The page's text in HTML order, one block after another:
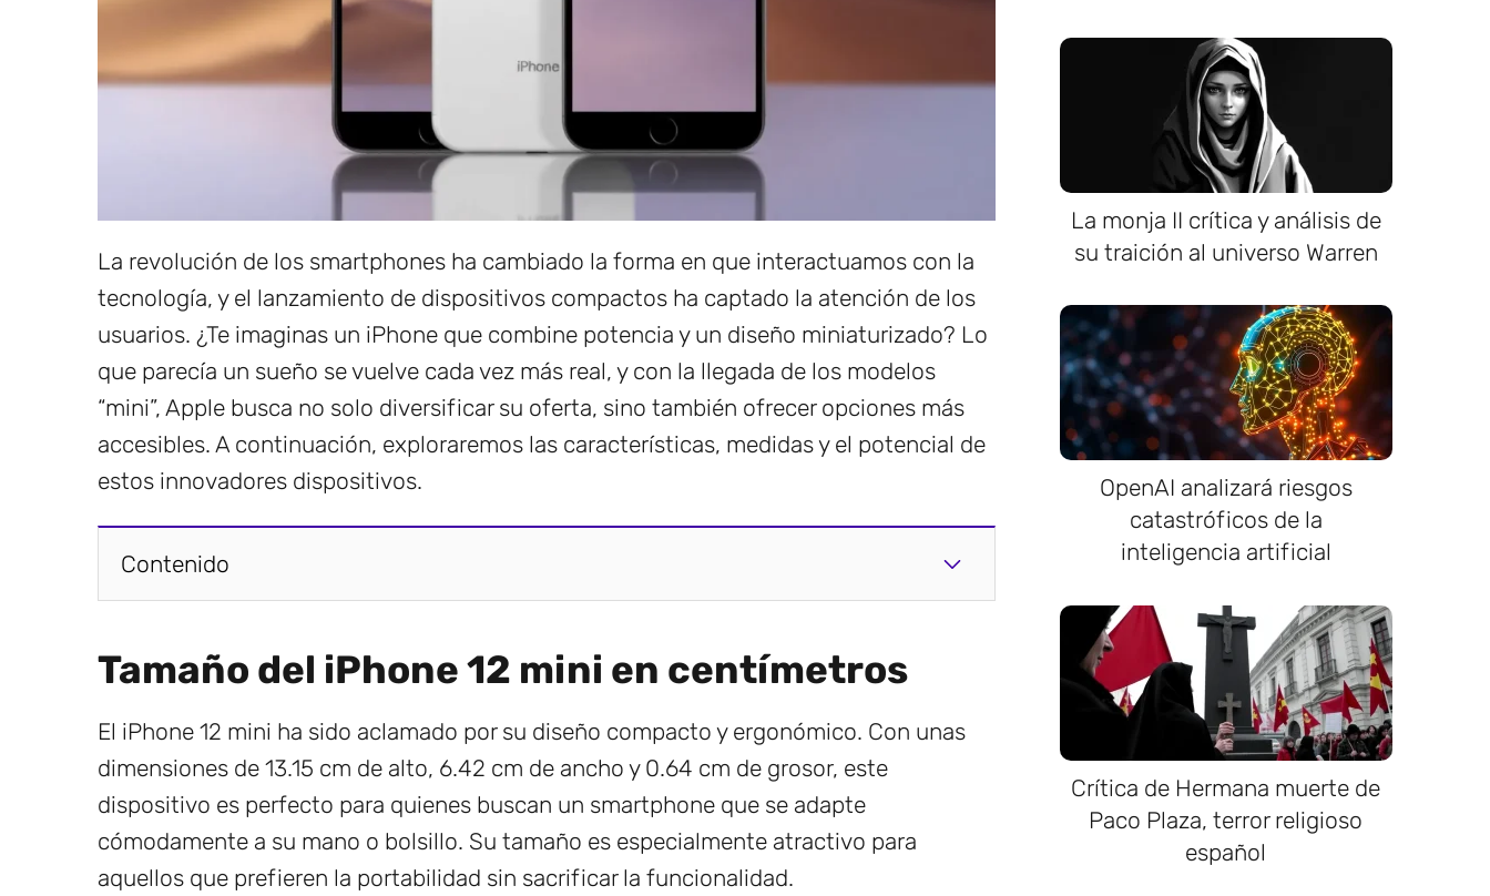
La revolución de los smartphones ha cambiado la forma en que interactuamos con la
tecnología, y el lanzamiento de dispositivos compactos ha captado la atención de los
usuarios. ¿Te imaginas un iPhone que combine potencia y un diseño miniaturizado? Lo
que parecía un sueño se vuelve cada vez más real, y con la llegada de los modelos
“mini”, Apple busca no solo diversificar su oferta, sino también ofrecer opciones más
accesibles. A continuación, exploraremos las características, medidas y el potencial de
estos innovadores dispositivos.
Contenido
Tamaño del iPhone 12 mini en centímetros
El iPhone 12 mini ha sido aclamado por su diseño compacto y ergonómico. Con unas
dimensiones de 13.15 cm de alto, 6.42 cm de ancho y 0.64 cm de grosor, este
dispositivo es perfecto para quienes buscan un smartphone que se adapte
cómodamente a su mano o bolsillo. Su tamaño es especialmente atractivo para
aquellos que prefieren la portabilidad sin sacrificar la funcionalidad.
La monja II crítica y análisis de
su traición al universo Warren
OpenAI analizará riesgos
catastróficos de la
inteligencia artificial
Crítica de Hermana muerte de
Paco Plaza, terror religioso
español